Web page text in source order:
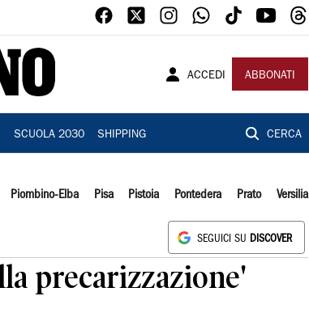
ACCEDI ABBONATI
SCUOLA 2030 SHIPPING CERCA
Piombino-Elba Pisa Pistoia Pontedera Prato Versilia
SEGUICI SU DISCOVER
precarizzazione'